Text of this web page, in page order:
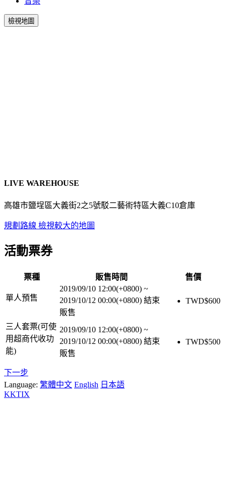
檢視地圖
LIVE WAREHOUSE
高雄市鹽埕區大義街2之5號駁二藝術特區大義C10倉庫
規劃路線 檢視較大的地圖
活動票券
票種 販售時間 售價
單人預售
2019/09/10 12:00(+0800) ~
2019/10/12 00:00(+0800) 結束
販售
TWD$600
三人套票(可使
用超商代收功
能)
2019/09/10 12:00(+0800) ~
2019/10/12 00:00(+0800) 結束
販售
TWD$500
下一步
Language: 繁體中文 English 日本語
KKTIX